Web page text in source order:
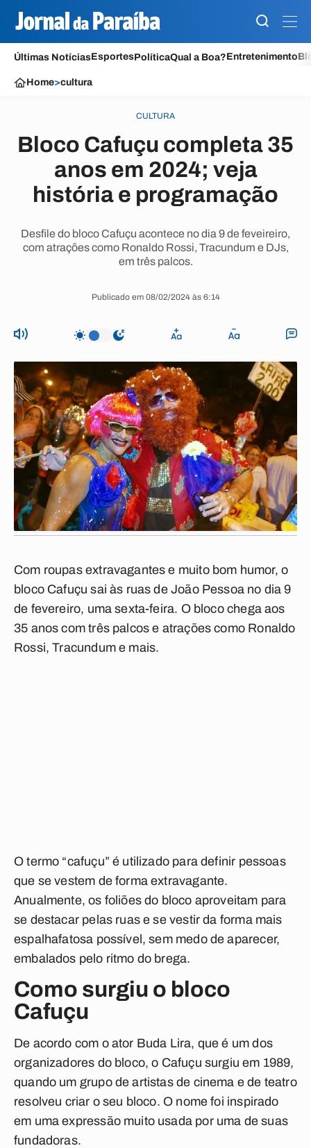
Últimas NotíciasEsportesPolíticaQual a Boa?Entretenimento
Home>cultura
CULTURA
Bloco Cafuçu completa 35
anos em 2024; veja
história e programação
Desfile do bloco Cafuçu acontece no dia 9 de feveireiro,
com atrações como Ronaldo Rossi, Tracundum e DJs,
em três palcos.
Publicado em 08/02/2024 às 6:14
Com roupas extravagantes e muito bom humor, o
bloco Cafuçu sai às ruas de João Pessoa no dia 9
de fevereiro, uma sexta-feira. O bloco chega aos
35 anos com três palcos e atrações como Ronaldo
Rossi, Tracundum e mais.
O termo “cafuçu” é utilizado para definir pessoas
que se vestem de forma extravagante.
Anualmente, os foliões do bloco aproveitam para
se destacar pelas ruas e se vestir da forma mais
espalhafatosa possível, sem medo de aparecer,
embalados pelo ritmo do brega.
Como surgiu o bloco
Cafuçu
De acordo com o ator Buda Lira, que é um dos
organizadores do bloco, o Cafuçu surgiu em 1989,
quando um grupo de artistas de cinema e de teatro
resolveu criar o seu bloco. O nome foi inspirado
em uma expressão muito usada por uma de suas
fundadoras.